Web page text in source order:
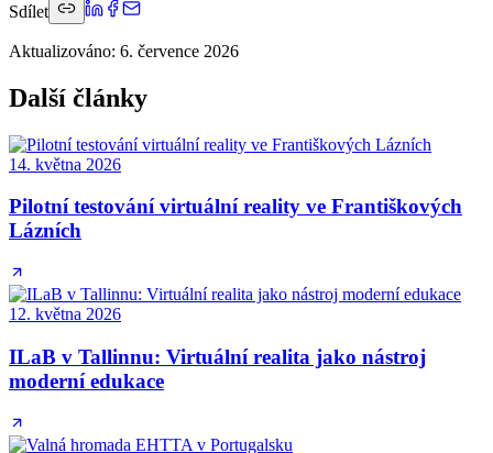
Sdílet
Aktualizováno: 6. července 2026
Další články
14. května 2026
Pilotní testování virtuální reality ve Františkových
Lázních
12. května 2026
ILaB v Tallinnu: Virtuální realita jako nástroj
moderní edukace